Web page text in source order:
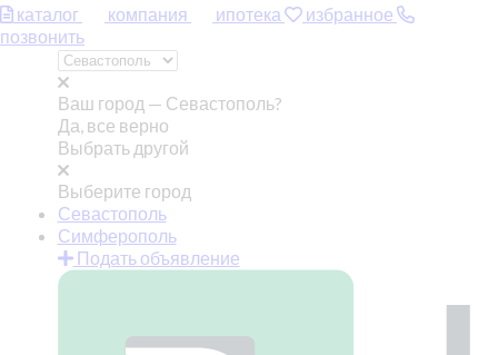
каталог компания ипотека
избранное
позвонить
Ваш город — Севастополь?
Да, все верно
Выбрать другой
Выберите город
Севастополь
Симферополь
Подать объявление